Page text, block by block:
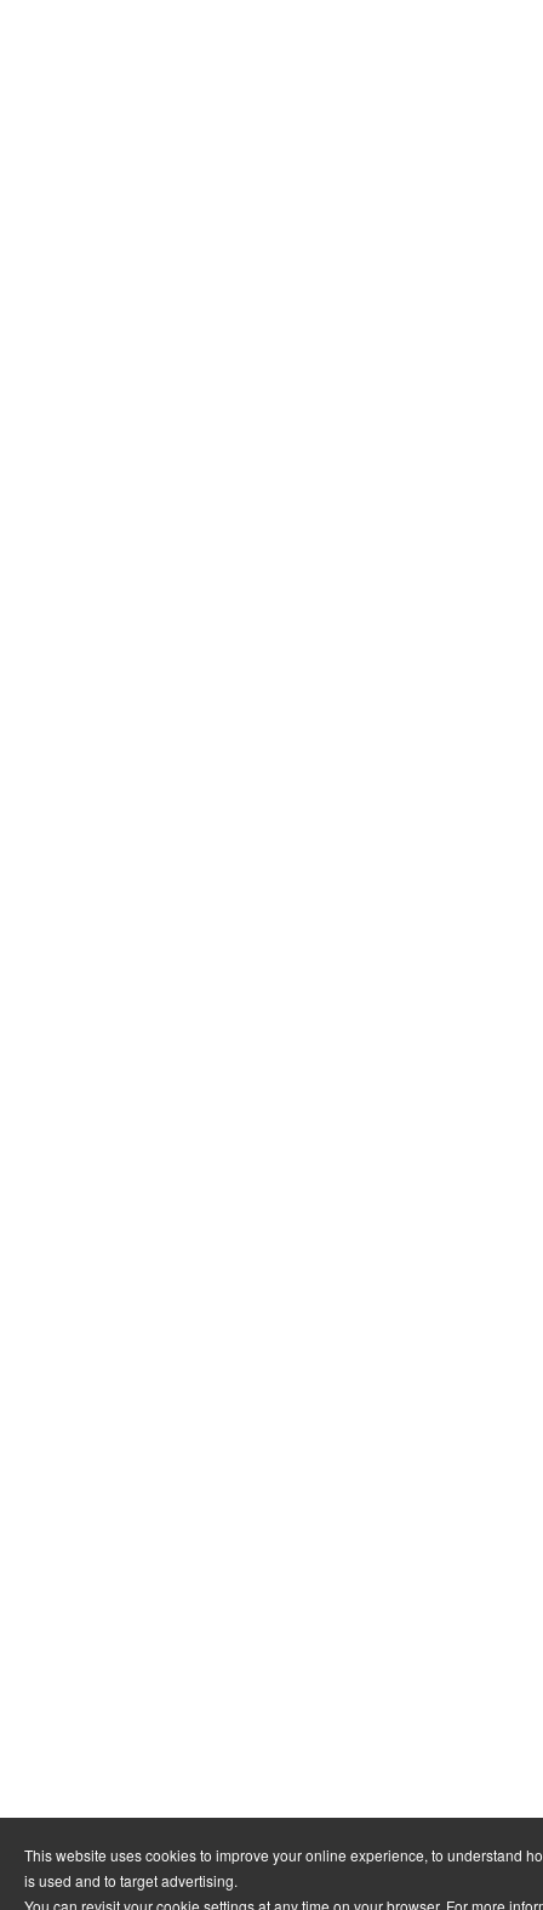
This website uses cookies to improve your online experience, to understand
is used and to target advertising.
You can revisit your cookie settings at any time on your browser. For more